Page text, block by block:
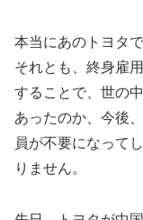
本当にあのトヨタ
それとも、終身雇
することで、世の
あったのか、今後
員が不要になって
りません。